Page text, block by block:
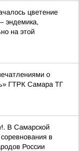
цветение
эндемика,
на этой
о
ГТРК Самара ТГ
В Самарской
в
России